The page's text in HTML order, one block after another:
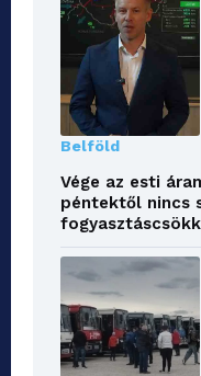
Belföld
Vége az esti
péntektől nincs